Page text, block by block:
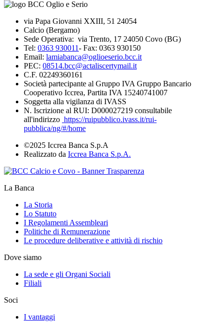
via Papa Giovanni XXIII, 51 24054
Calcio (Bergamo)
Sede Operativa: via Trento, 17 24050 Covo (BG)
Tel: 0363 930011- Fax: 0363 930150
Email: lamiabanca@oglioeserio.bcc.it
PEC: 08514.bcc@actaliscertymail.it
C.F. 02249360161
Società partecipante al Gruppo IVA Gruppo Bancario
Cooperativo Iccrea, Partita IVA 15240741007
Soggetta alla vigilanza di IVASS
N. Iscrizione al RUI: D000027219 consultabile
all'indirizzo https://ruipubblico.ivass.it/rui-
pubblica/ng/#/home
©2025 Iccrea Banca S.p.A
Realizzato da Iccrea Banca S.p.A.
La Banca
La Storia
Lo Statuto
I Regolamenti Assembleari
Politiche di Remunerazione
Le procedure deliberative e attività di rischio
Dove siamo
La sede e gli Organi Sociali
Filiali
Soci
I vantaggi